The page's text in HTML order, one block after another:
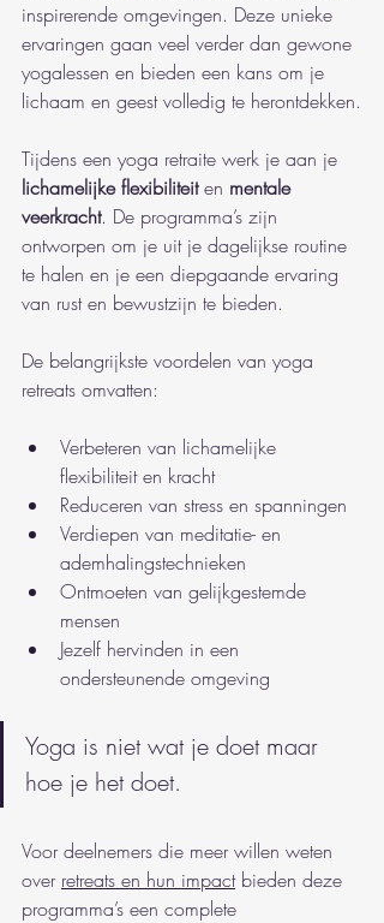
inspirerende omgevingen. Deze unieke
ervaringen gaan veel verder dan gewone
yogalessen en bieden een kans om je
lichaam en geest volledig te herontdekken.
Tijdens een yoga retraite werk je aan je
lichamelijke flexibiliteit en mentale
veerkracht. De programma’s zijn
ontworpen om je uit je dagelijkse routine
te halen en je een diepgaande ervaring
van rust en bewustzijn te bieden.
De belangrijkste voordelen van yoga
retreats omvatten:
Verbeteren van lichamelijke
flexibiliteit en kracht
Reduceren van stress en spanningen
Verdiepen van meditatie- en
ademhalingstechnieken
Ontmoeten van gelijkgestemde
mensen
Jezelf hervinden in een
ondersteunende omgeving
Yoga is niet wat je doet maar
hoe je het doet.
Voor deelnemers die meer willen weten
over retreats en hun impact bieden deze
programma’s een complete